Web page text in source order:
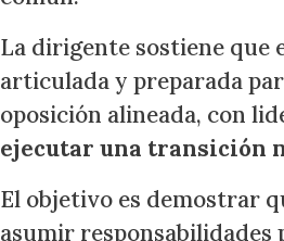
La dirigente sostiene que
articulada y preparada
oposición alineada, con
ejecutar una transición
El objetivo es demostrar
asumir responsabilidades